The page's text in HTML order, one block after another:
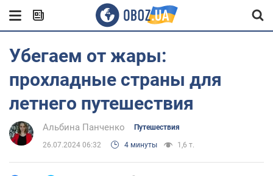
Убегаем от жары:
прохладные страны для
летнего путешествия
Альбина Панченко Путешествия
26.07.2024 06:32 4 минуты 1,6 т.